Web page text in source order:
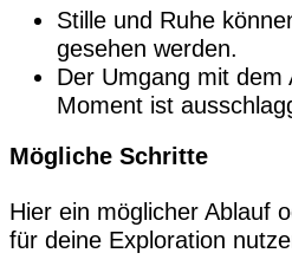
Stille und Ruhe
gesehen werden.
Der Umgang mit dem
Moment ist
Mögliche Schritte
Hier ein möglicher Ablauf
für deine Exploration